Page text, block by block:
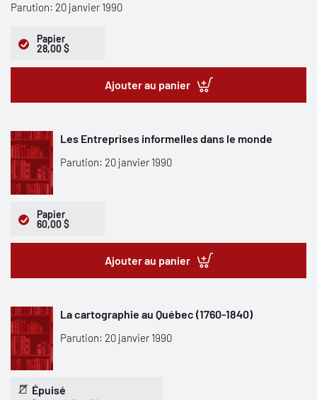
Parution: 20 janvier 1990
Papier
28,00 $
Ajouter au panier
Les Entreprises informelles dans le monde
Parution: 20 janvier 1990
Papier
60,00 $
Ajouter au panier
La cartographie au Québec (1760-1840)
Parution: 20 janvier 1990
Épuisé